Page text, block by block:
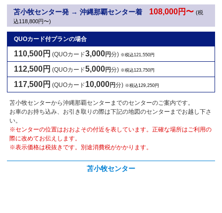
苫小牧センター発 → 沖縄那覇センター着 108,000円〜 (税
込118,800円〜)
QUOカード付プランの場合
110,500円 (QUOカード3,000円分) ※税込121,550円
112,500円 (QUOカード5,000円分) ※税込123,750円
117,500円 (QUOカード10,000円分) ※税込129,250円
苫小牧センターから沖縄那覇センターまでのセンターのご案内です。
お車のお持ち込み、お引き取りの際は下記の地図のセンターまでお越し下さ
い。
※センターの位置はおおよその付近を表しています。正確な場所はご利用の
際に改めてお伝えします。
※表示価格は税抜きです。別途消費税がかかります。
苫小牧センター